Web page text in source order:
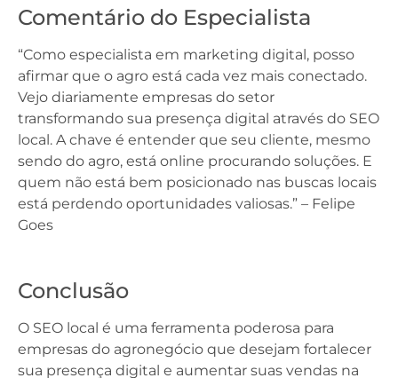
Comentário do Especialista
“Como especialista em marketing digital, posso
afirmar que o agro está cada vez mais conectado.
Vejo diariamente empresas do setor
transformando sua presença digital através do SEO
local. A chave é entender que seu cliente, mesmo
sendo do agro, está online procurando soluções. E
quem não está bem posicionado nas buscas locais
está perdendo oportunidades valiosas.” – Felipe
Goes
Conclusão
O SEO local é uma ferramenta poderosa para
empresas do agronegócio que desejam fortalecer
sua presença digital e aumentar suas vendas na